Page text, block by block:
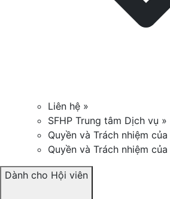
Liên hệ »
SFHP Trung tâm Dịch vụ »
Quyền và Trách nhiệm
Quyền và Trách nhiệm
Dành cho Hội viên